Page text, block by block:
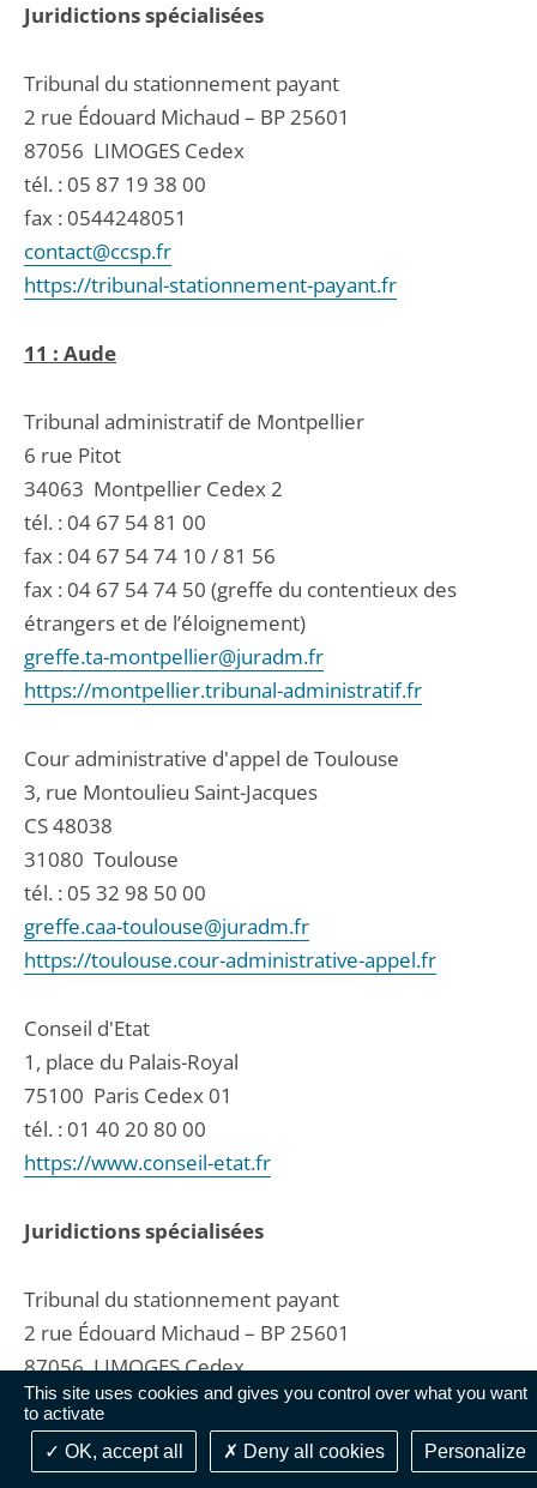
This site uses cookies and gives you control over what you want
to activate
OK, accept all
Deny all cookies Personalize
Juridictions spécialisées
Tribunal du stationnement payant
2 rue Édouard Michaud – BP 25601
87056 LIMOGES Cedex
tél. : 05 87 19 38 00
fax : 0544248051
contact@ccsp.fr
https://tribunal-stationnement-payant.fr
11 : Aude
Tribunal administratif de Montpellier
6 rue Pitot
34063 Montpellier Cedex 2
tél. : 04 67 54 81 00
fax : 04 67 54 74 10 / 81 56
fax : 04 67 54 74 50 (greffe du contentieux des
étrangers et de l’éloignement)
greffe.ta-montpellier@juradm.fr
https://montpellier.tribunal-administratif.fr
Cour administrative d'appel de Toulouse
3, rue Montoulieu Saint-Jacques
CS 48038
31080 Toulouse
tél. : 05 32 98 50 00
greffe.caa-toulouse@juradm.fr
https://toulouse.cour-administrative-appel.fr
Conseil d'Etat
1, place du Palais-Royal
75100 Paris Cedex 01
tél. : 01 40 20 80 00
https://www.conseil-etat.fr
Juridictions spécialisées
Tribunal du stationnement payant
2 rue Édouard Michaud – BP 25601
87056 LIMOGES Cedex
tél. :05 87 19 38 00
fax : 0544248051
contact@ccsp.fr